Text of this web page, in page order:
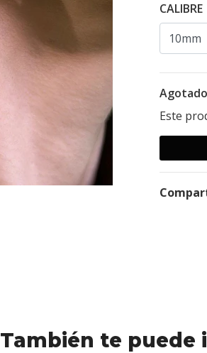
CALIBRE
Agotado
Este
También te puede